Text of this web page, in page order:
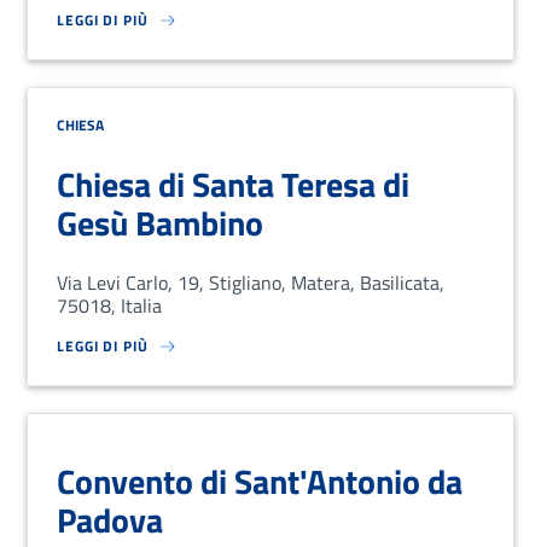
LEGGI DI PIÙ
SU LOREM IPSUM DOLOR SIT AMET, CONSECTETUR ADIPISCING
CHIESA
Chiesa di Santa Teresa di
Gesù Bambino
Via Levi Carlo, 19, Stigliano, Matera, Basilicata,
75018, Italia
LEGGI DI PIÙ
SU LOREM IPSUM DOLOR SIT AMET, CONSECTETUR ADIPISCING
Convento di Sant'Antonio da
Padova